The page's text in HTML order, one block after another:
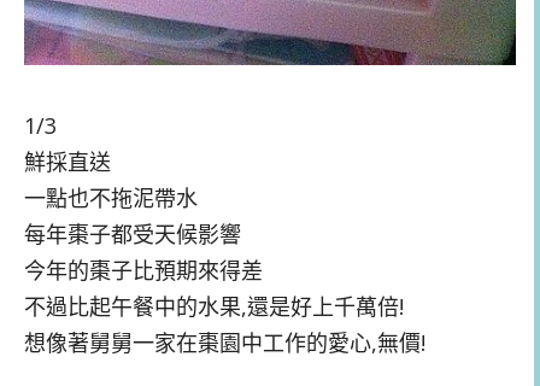
1/3
鮮採直送
一點也不拖泥帶水
每年棗子都受天候影響
今年的棗子比預期來得差
不過比起午餐中的水果,還是好上千萬倍!
想像著舅舅一家在棗園中工作的愛心,無價!